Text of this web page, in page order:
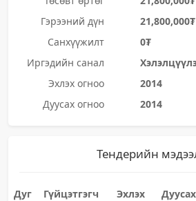
Гэрээний дүн
21,800,000₮
Санхүүжилт
0₮
Иргэдийн санал
Эхлэх огноо
2014
Дуусах огноо
2014
Тендерийн
Дуг
Гүйцэтгэгч Эхлэх Дуусах